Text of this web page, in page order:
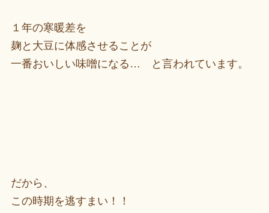
１年の寒暖差を
麹と大豆に体感させることが
一番おいしい味噌になる… と言われています。
だから、
この時期を逃すまい！！